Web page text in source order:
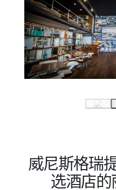
威尼斯格瑞
选酒店的